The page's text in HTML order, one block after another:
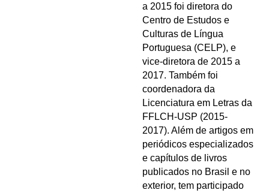
a 2015 foi diretora do
Centro de Estudos e
Culturas de Língua
Portuguesa (CELP), e
vice-diretora de 2015 a
2017. Também foi
coordenadora da
Licenciatura em Letras da
FFLCH-USP (2015-
2017). Além de artigos em
periódicos especializados
e capítulos de livros
publicados no Brasil e no
exterior, tem participado